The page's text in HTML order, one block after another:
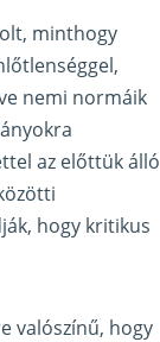
minthogy
nemi normáik
az előttük álló
hogy kritikus
valószínű, hogy